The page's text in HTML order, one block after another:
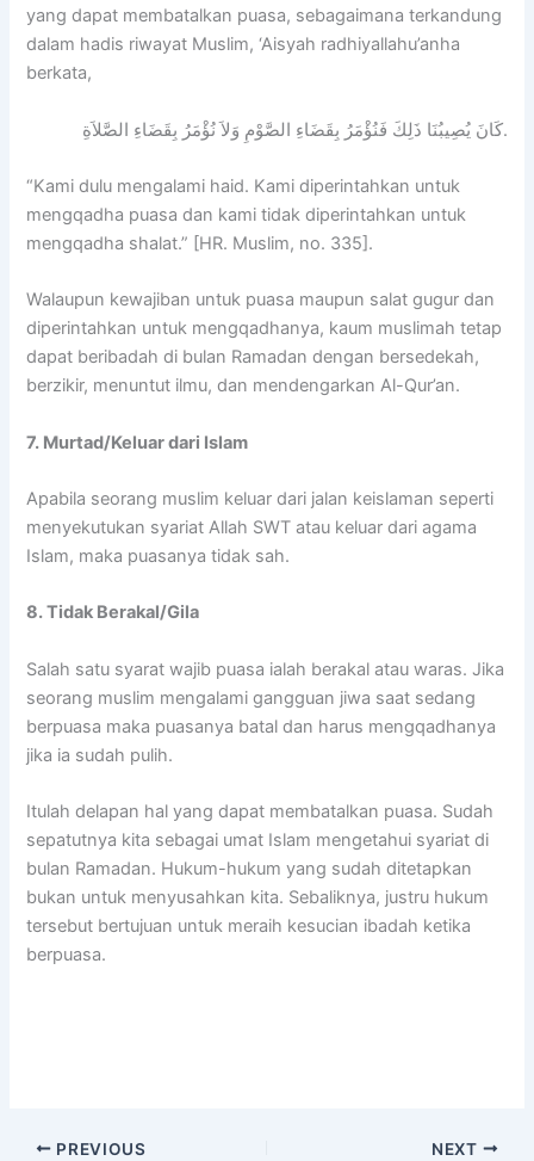
yang dapat membatalkan puasa, sebagaimana terkandung
dalam hadis riwayat Muslim, ‘Aisyah radhiyallahu’anha
berkata,
كَانَ يُصِيبُنَا ذَلِكَ فَنُؤْمَرُ بِقَضَاءِ الصَّوْمِ وَلاَ نُؤْمَرُ بِقَضَاءِ الصَّلاَةِ.
“Kami dulu mengalami haid. Kami diperintahkan untuk
mengqadha puasa dan kami tidak diperintahkan untuk
mengqadha shalat.” [HR. Muslim, no. 335].
Walaupun kewajiban untuk puasa maupun salat gugur dan
diperintahkan untuk mengqadhanya, kaum muslimah tetap
dapat beribadah di bulan Ramadan dengan bersedekah,
berzikir, menuntut ilmu, dan mendengarkan Al-Qur’an.
7. Murtad/Keluar dari Islam
Apabila seorang muslim keluar dari jalan keislaman seperti
menyekutukan syariat Allah SWT atau keluar dari agama
Islam, maka puasanya tidak sah.
8. Tidak Berakal/Gila
Salah satu syarat wajib puasa ialah berakal atau waras. Jika
seorang muslim mengalami gangguan jiwa saat sedang
berpuasa maka puasanya batal dan harus mengqadhanya
jika ia sudah pulih.
Itulah delapan hal yang dapat membatalkan puasa. Sudah
sepatutnya kita sebagai umat Islam mengetahui syariat di
bulan Ramadan. Hukum-hukum yang sudah ditetapkan
bukan untuk menyusahkan kita. Sebaliknya, justru hukum
tersebut bertujuan untuk meraih kesucian ibadah ketika
berpuasa.
PREVIOUS NEXT